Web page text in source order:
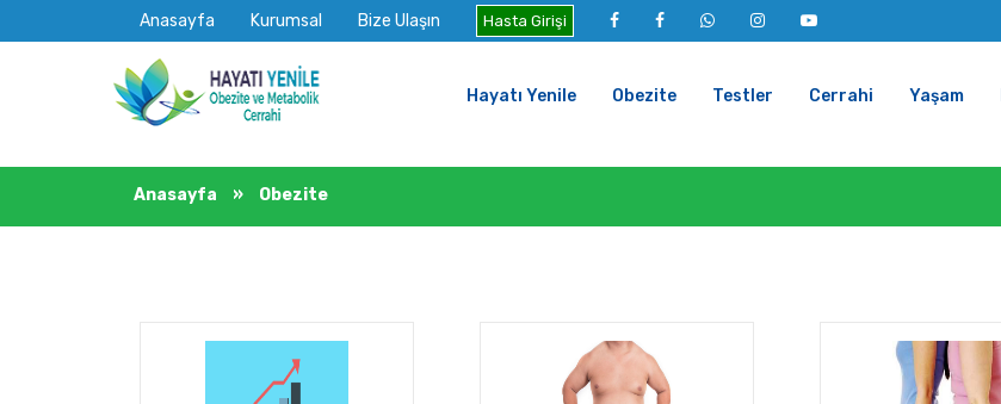
Anasayfa Kurumsal Bize Ulaşın Hasta Girişi
Hayatı Yenile Obezite Testler Cerrahi Yaşam
Anasayfa » Obezite